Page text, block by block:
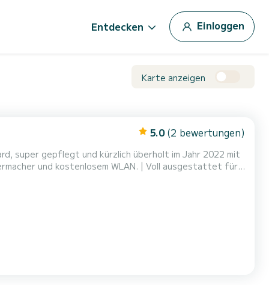
Entdecken Einloggen
Karte anzeigen
5.0 (2 bewertungen)
super gepflegt und kürzlich überholt im Jahr 2022 mit
und kostenlosem WLAN. | Voll ausgestattet für
+ 2 Einzelbetten, ideal für 8/9/10/11 oder sogar
und Außenessbereich im Schatten neben dem K...